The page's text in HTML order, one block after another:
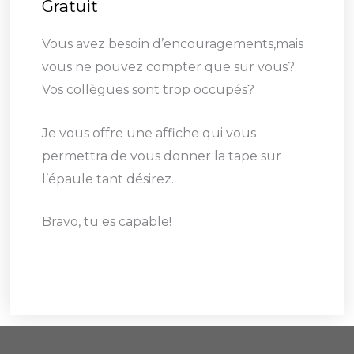
Gratuit
Vous avez besoin d’encouragements,mais
vous ne pouvez compter que sur vous?
Vos collègues sont trop occupés?
Je vous offre une affiche qui vous
permettra de vous donner la tape sur
l’épaule tant désirez.
Bravo, tu es capable!